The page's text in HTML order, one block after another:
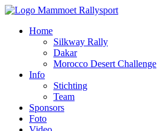
Home
Silkway Rally
Dakar
Morocco Desert Challenge
Info
Stichting
Team
Sponsors
Foto